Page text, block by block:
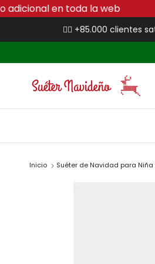
Ir al contenido
de descuento adicional en toda
👍🏻 +85.000 clientes
Inicio Suéter de Navidad para Niña